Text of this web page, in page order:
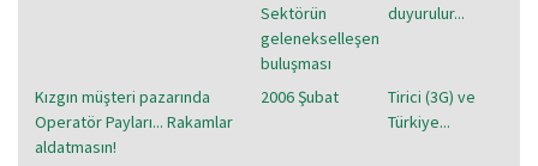
Sektörün
gelenekselleşen
buluşması
duyurulur...
Kızgın müşteri pazarında
Operatör Payları... Rakamlar
aldatmasın!
2006 Şubat
Tirici (3G) ve
Türkiye...